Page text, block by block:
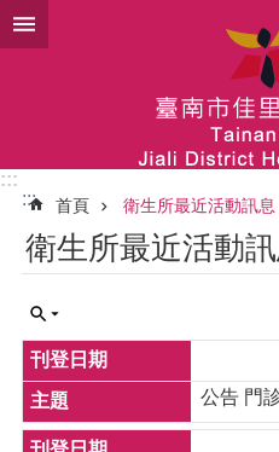
跳到主要內容區塊
:::
:::
首頁 衛生所最近活動訊息
衛生所最近活動
公告 門